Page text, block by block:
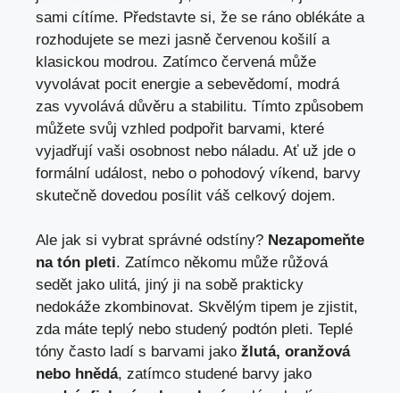
sami cítíme. Představte si, že se ráno oblékáte a
rozhodujete se mezi jasně červenou košilí a
klasickou modrou. Zatímco červená může
vyvolávat pocit energie a sebevědomí, modrá
zas vyvolává důvěru a stabilitu. Tímto způsobem
můžete svůj vzhled podpořit barvami, které
vyjadřují vaši osobnost nebo náladu. Ať už jde o
formální událost, nebo o pohodový víkend, barvy
skutečně dovedou posílit váš celkový dojem.
Ale jak si vybrat správné odstíny? Nezapomeňte
na tón pleti. Zatímco někomu může růžová
sedět jako ulitá, jiný ji na sobě prakticky
nedokáže zkombinovat. Skvělým tipem je zjistit,
zda máte teplý nebo studený podtón pleti. Teplé
tóny často ladí s barvami jako žlutá, oranžová
nebo hnědá, zatímco studené barvy jako